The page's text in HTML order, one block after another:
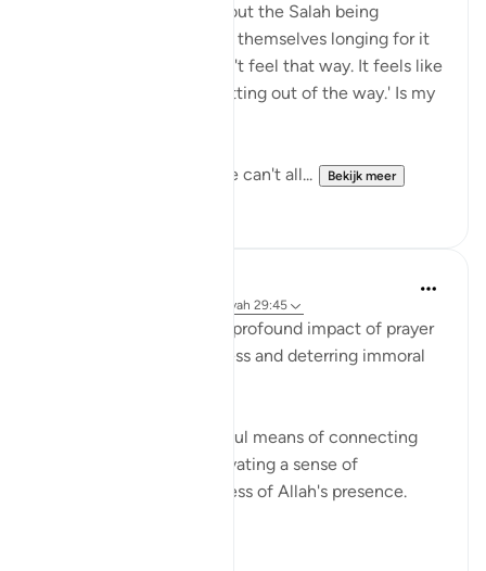
Question: People talk about the Salah being
comforting and they find themselves longing for it
throughout the day. I don't feel that way. It feels like
an obligation that I'm 'getting out of the way.' Is my
Answer: Yes inshallah. We can't all... Bekijk meer
ayah 29:45
This verse highlights the profound impact of prayer
in promoting righteousness and deterring immoral
Prayer serves as a powerful means of connecting
with the divine and cultivating a sense of
mindfulness and awareness of Allah's presence.